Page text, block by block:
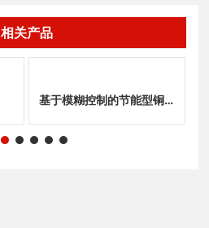
相关产品
基于模糊控制的节能型铜带
光亮退火装置